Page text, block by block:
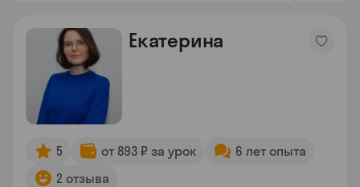
Екатерина
5 от 893 ₽ за урок
6 лет опыта
2 отзыва